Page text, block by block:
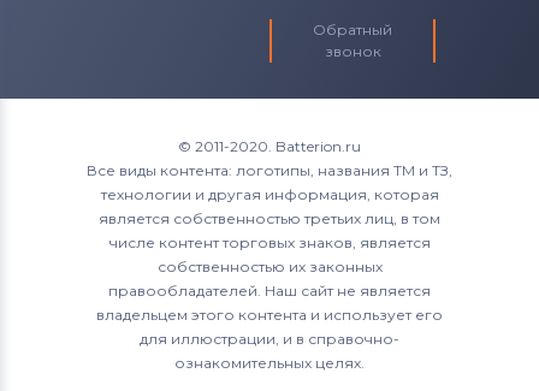
Обратный
звонок
© 2011-2020. Batterion.ru
Все виды контента: логотипы, названия ТМ и ТЗ,
технологии и другая информация, которая
является собственностью третьих лиц, в том
числе контент торговых знаков, является
собственностью их законных
правообладателей. Наш сайт не является
владельцем этого контента и использует его
для иллюстрации, и в справочно-
ознакомительных целях.